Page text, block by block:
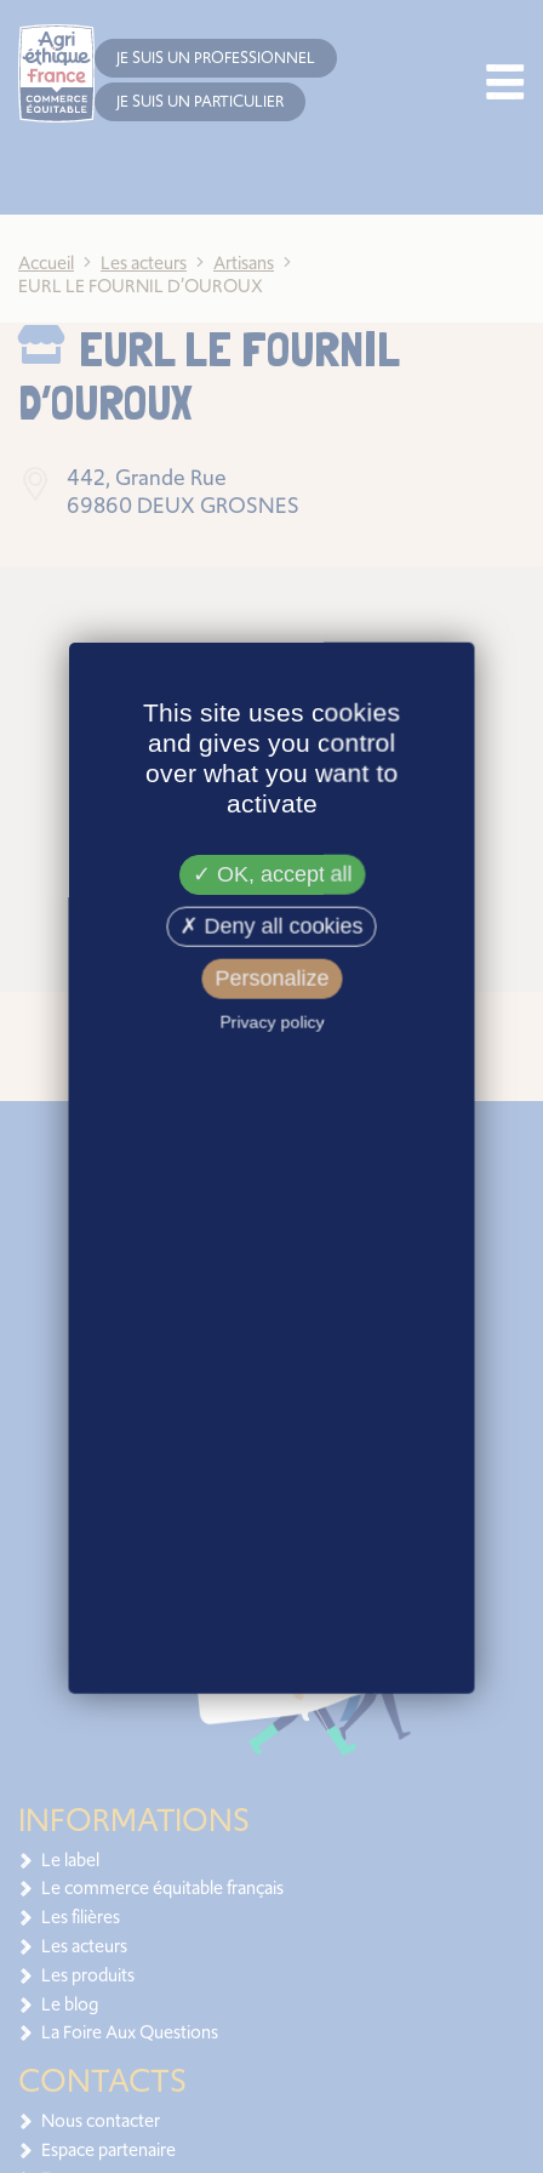
JE SUIS UN PROFESSIONNEL
JE SUIS UN PARTICULIER
Accueil Les acteurs
Artisans
EURL LE FOURNIL D’OUROUX
EURL LE FOURNIL
D’OUROUX
442, Grande Rue
69860 DEUX GROSNES
INFORMATIONS
Le label
Le commerce équitable français
Les filières
Les acteurs
Les produits
Le blog
La Foire Aux Questions
CONTACTS
Nous contacter
Espace partenaire
This site uses cookies
and gives you control
over what you want to
activate
OK, accept all
Deny all cookies
Personalize
Privacy policy